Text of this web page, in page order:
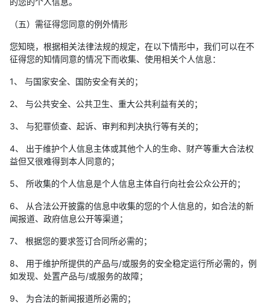
（五）需征得您同意的例外情形
您知晓，根据相关法律法规的规定，在以下情形中，我们可以在不
征得您的知情同意的情况下而收集、使用相关个人信息：
1、 与国家安全、国防安全有关的；
2、 与公共安全、公共卫生、重大公共利益有关的；
3、 与犯罪侦查、起诉、审判和判决执行等有关的；
4、 出于维护个人信息主体或其他个人的生命、财产等重大合法权
益但又很难得到本人同意的；
5、 所收集的个人信息是个人信息主体自行向社会公众公开的；
6、 从合法公开披露的信息中收集的您的个人信息的，如合法的新
闻报道、政府信息公开等渠道；
7、 根据您的要求签订合同所必需的；
8、 用于维护所提供的产品与/或服务的安全稳定运行所必需的，例
如发现、处置产品与/或服务的故障；
9、 为合法的新闻报道所必需的；